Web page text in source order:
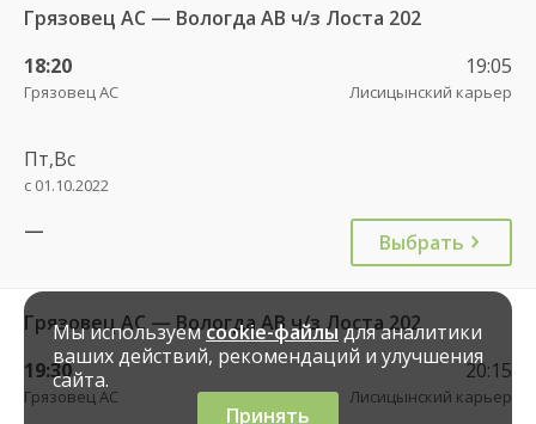
Грязовец АС — Вологда АВ ч/з Лоста 202
18:20
Грязовец АС
19:05
Лисицынский карьер
Пт,Вс
с 01.10.2022
— Выбрать
Грязовец АС — Вологда АВ ч/з Лоста 202
19:30
Грязовец АС
20:15
Лисицынский карьер
Мы используемcookie-файлыдля аналитики
ваших действий, рекомендаций и улучшения
сайта.
Принять